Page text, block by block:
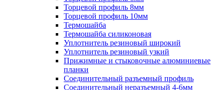
Торцевой профиль 8мм
Торцевой профиль 10мм
Термошайба
Термошайба силиконовая
Уплотнитель резиновый широкий
Уплотнитель резиновый узкий
Прижимные и стыковочные алюминиевые
планки
Соединительный разъемный профиль
Соединительный неразъемный 4-6мм